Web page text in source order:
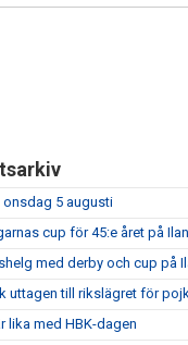
onsdag 5 augusti
cup för 45:e året på
med derby och cup på
uttagen till rikslägret för
lika med HBK-dagen